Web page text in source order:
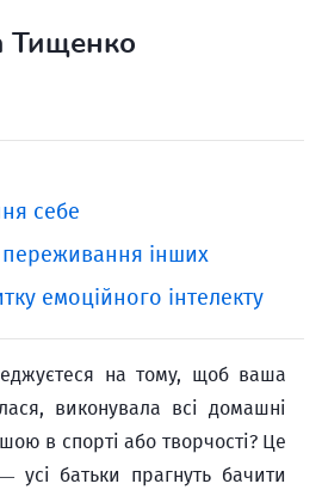
Тищенко
себе
переживання інших
емоційного інтелекту
на тому, щоб ваша
виконувала всі домашні
в спорті або творчості? Це
усі батьки прагнуть бачити